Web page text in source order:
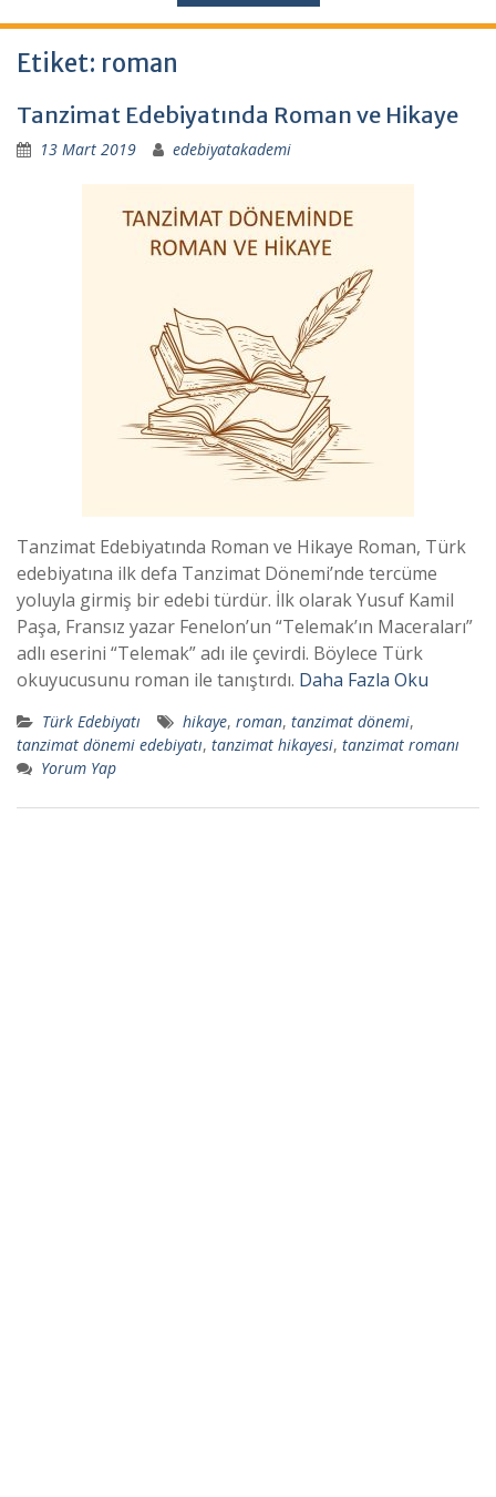
Etiket: roman
Tanzimat Edebiyatında Roman ve Hikaye
13 Mart 2019 edebiyatakademi
Tanzimat Edebiyatında Roman ve Hikaye Roman, Türk
edebiyatına ilk defa Tanzimat Dönemi’nde tercüme
yoluyla girmiş bir edebi türdür. İlk olarak Yusuf Kamil
Paşa, Fransız yazar Fenelon’un “Telemak’ın Maceraları”
adlı eserini “Telemak” adı ile çevirdi. Böylece Türk
okuyucusunu roman ile tanıştırdı. Daha Fazla Oku
Türk Edebiyatı hikaye, roman, tanzimat dönemi,
tanzimat dönemi edebiyatı, tanzimat hikayesi, tanzimat romanı
Yorum Yap